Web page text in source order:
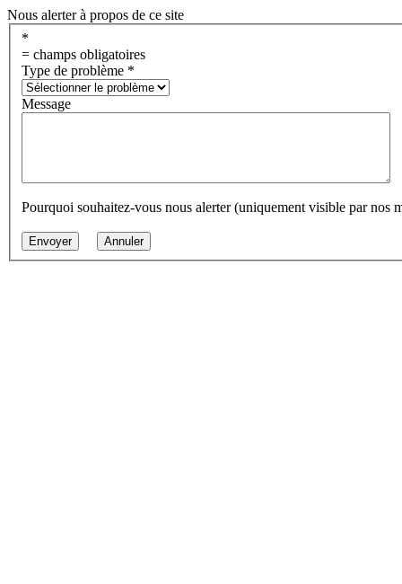
Nous alerter à propos de ce site
*
= champs obligatoires
Type de problème *
Message
Pourquoi souhaitez-vous nous alerter (uniquement visible par nos